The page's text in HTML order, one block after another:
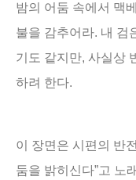
밤의 어둠 속에서 맥
불을 감추어라. 내 검
기도 같지만, 사실상
하려 한다.
이 장면은 시편의 반
둠을 밝히신다”고 노